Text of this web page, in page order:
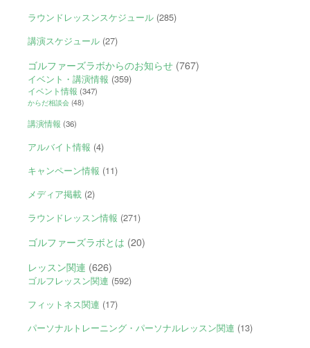
ラウンドレッスンスケジュール(285)
講演スケジュール(27)
ゴルファーズラボからのお知らせ(767)
イベント・講演情報 (359)
イベント情報 (347)
からだ相談会(48)
講演情報 (36)
アルバイト情報 (4)
キャンペーン情報 (11)
メディア掲載(2)
ラウンドレッスン情報 (271)
ゴルファーズラボとは (20)
レッスン関連 (626)
ゴルフレッスン関連 (592)
フィットネス関連 (17)
パーソナルトレーニング・パーソナルレッスン関連 (13)